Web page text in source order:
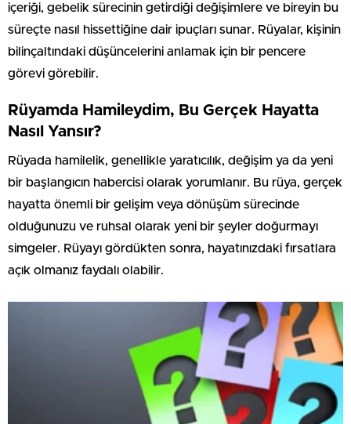
içeriği, gebelik sürecinin getirdiği değişimlere ve bireyin bu
süreçte nasıl hissettiğine dair ipuçları sunar. Rüyalar, kişinin
bilinçaltındaki düşüncelerini anlamak için bir pencere
görevi görebilir.
Rüyamda Hamileydim, Bu Gerçek Hayatta
Nasıl Yansır?
Rüyada hamilelik, genellikle yaratıcılık, değişim ya da yeni
bir başlangıcın habercisi olarak yorumlanır. Bu rüya, gerçek
hayatta önemli bir gelişim veya dönüşüm sürecinde
olduğunuzu ve ruhsal olarak yeni bir şeyler doğurmayı
simgeler. Rüyayı gördükten sonra, hayatınızdaki fırsatlara
açık olmanız faydalı olabilir.